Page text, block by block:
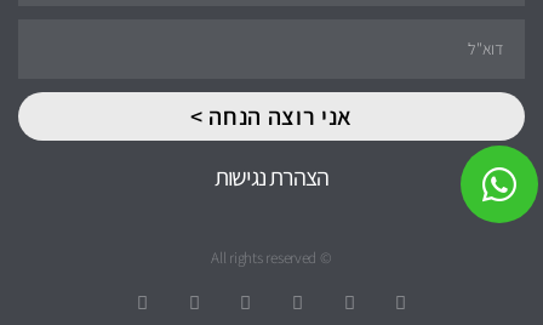
אני רוצה הנחה >
הצהרת נגישות
© All rights reserved